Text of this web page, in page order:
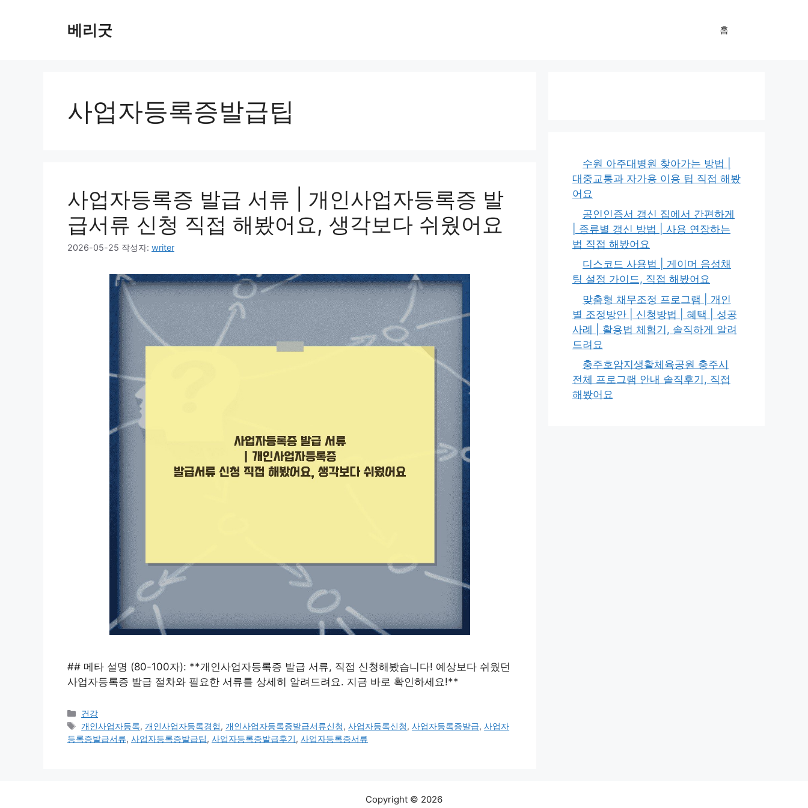
베리굿 홈
사업자등록증발급팁
사업자등록증 발급 서류 | 개인사업자등록증 발
급서류 신청 직접 해봤어요, 생각보다 쉬웠어요
2026-05-25 작성자: writer
## 메타 설명 (80-100자): **개인사업자등록증 발급 서류, 직접 신청해봤습니다! 예상보다 쉬웠던
사업자등록증 발급 절차와 필요한 서류를 상세히 알려드려요. 지금 바로 확인하세요!**
카
테
고
건강
태
그
개인사업자등록, 개인사업자등록경험, 개인사업자등록증발급서류신청,사업자등록신청,사업자등록증발급,사업자
등록증발급서류, 사업자등록증발급팁, 사업자등록증발급후기, 사업자등록증서류
수원 아주대병원 찾아가는 방법 |
대중교통과 자가용 이용 팁 직접 해봤
어요
공인인증서 갱신 집에서 간편하게
| 종류별 갱신 방법 | 사용 연장하는
법 직접 해봤어요
디스코드 사용법 | 게이머 음성채
팅 설정 가이드, 직접 해봤어요
맞춤형 채무조정 프로그램 | 개인
별 조정방안 | 신청방법 | 혜택 | 성공
사례 | 활용법 체험기, 솔직하게 알려
드려요
충주호암지생활체육공원 충주시
전체 프로그램 안내 솔직후기, 직접
해봤어요
Copyright © 2026